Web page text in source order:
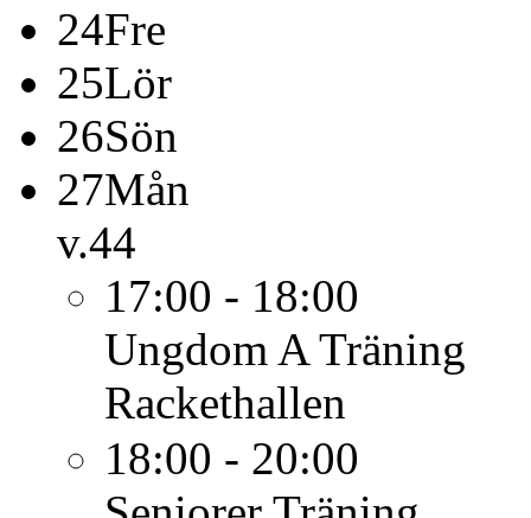
24Fre
25Lör
26Sön
27Mån
v.44
17:00 - 18:00
Ungdom A Träning
Rackethallen
18:00 - 20:00